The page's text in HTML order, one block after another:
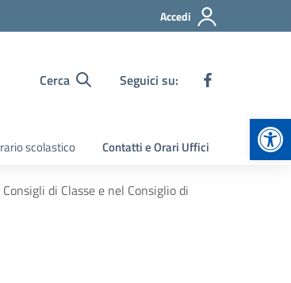
Accedi
Cerca Seguici su:
scolastico Contatti e Orari Uffici
di Classe e nel Consiglio di